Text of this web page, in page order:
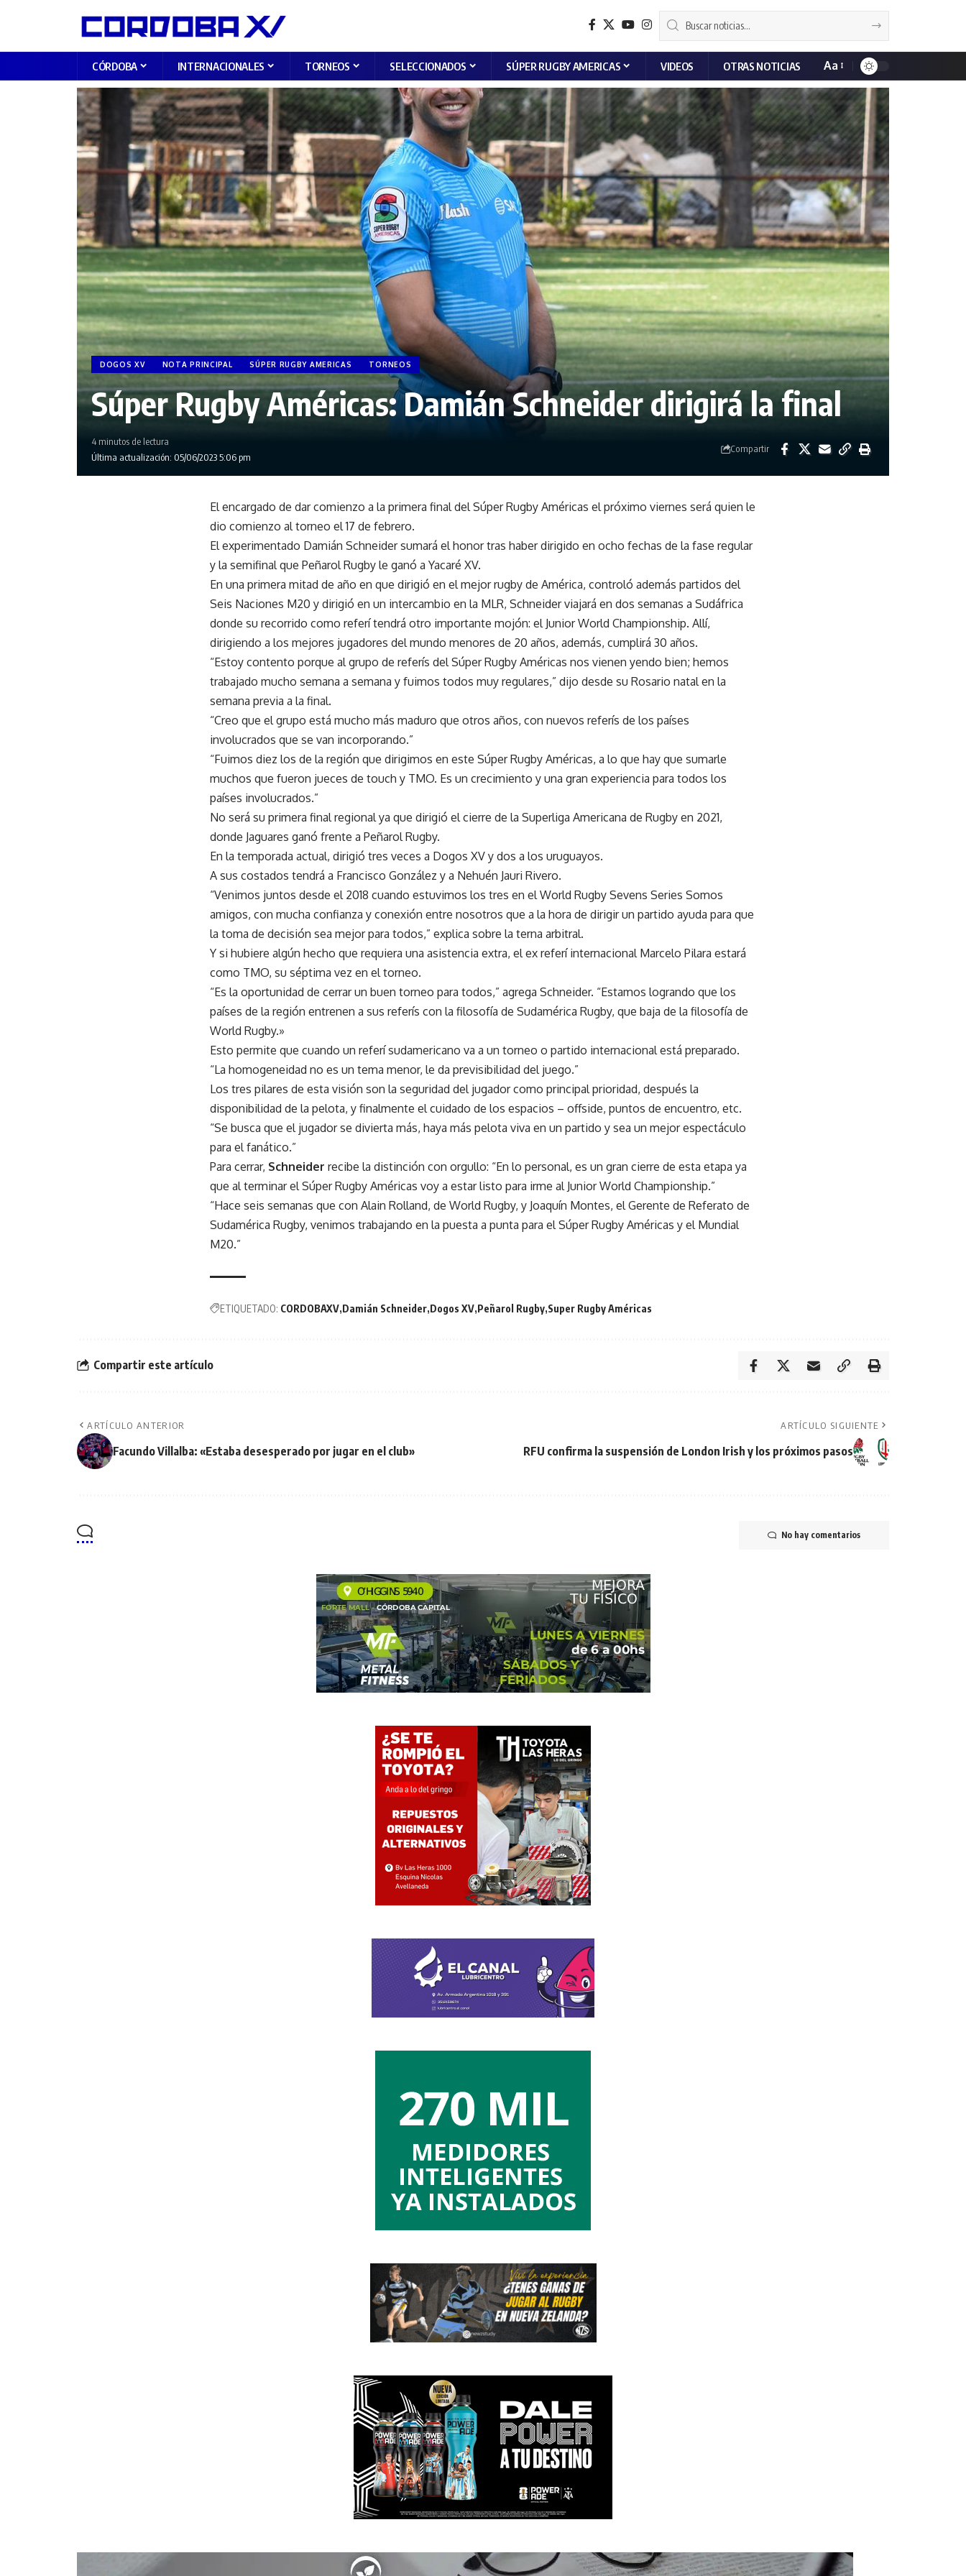
CÓRDOBA INTERNACIONALES TORNEOS SELECCIONADOS SÚPER RUGBY AMERICAS VIDEOS OTRAS NOTICIAS Aa
DOGOS XV NOTA PRINCIPAL SÚPER RUGBY AMERICAS TORNEOS
Súper Rugby Américas: Damián Schneider dirigirá la final
Última actualización: 05/06/2023 5:06 pm
4 minutos de lectura
Compartir
El encargado de dar comienzo a la primera final del Súper Rugby Américas el próximo viernes será quien le
dio comienzo al torneo el 17 de febrero.
El experimentado Damián Schneider sumará el honor tras haber dirigido en ocho fechas de la fase regular
y la semifinal que Peñarol Rugby le ganó a Yacaré XV.
En una primera mitad de año en que dirigió en el mejor rugby de América, controló además partidos del
Seis Naciones M20 y dirigió en un intercambio en la MLR, Schneider viajará en dos semanas a Sudáfrica
donde su recorrido como referí tendrá otro importante mojón: el Junior World Championship. Allí,
dirigiendo a los mejores jugadores del mundo menores de 20 años, además, cumplirá 30 años.
“Estoy contento porque al grupo de referís del Súper Rugby Américas nos vienen yendo bien; hemos
trabajado mucho semana a semana y fuimos todos muy regulares,” dijo desde su Rosario natal en la
semana previa a la final.
“Creo que el grupo está mucho más maduro que otros años, con nuevos referís de los países
involucrados que se van incorporando.”
“Fuimos diez los de la región que dirigimos en este Súper Rugby Américas, a lo que hay que sumarle
muchos que fueron jueces de touch y TMO. Es un crecimiento y una gran experiencia para todos los
países involucrados.”
No será su primera final regional ya que dirigió el cierre de la Superliga Americana de Rugby en 2021,
donde Jaguares ganó frente a Peñarol Rugby.
En la temporada actual, dirigió tres veces a Dogos XV y dos a los uruguayos.
A sus costados tendrá a Francisco González y a Nehuén Jauri Rivero.
“Venimos juntos desde el 2018 cuando estuvimos los tres en el World Rugby Sevens Series Somos
amigos, con mucha confianza y conexión entre nosotros que a la hora de dirigir un partido ayuda para que
la toma de decisión sea mejor para todos,” explica sobre la terna arbitral.
Y si hubiere algún hecho que requiera una asistencia extra, el ex referí internacional Marcelo Pilara estará
como TMO, su séptima vez en el torneo.
“Es la oportunidad de cerrar un buen torneo para todos,” agrega Schneider. “Estamos logrando que los
países de la región entrenen a sus referís con la filosofía de Sudamérica Rugby, que baja de la filosofía de
World Rugby.»
Esto permite que cuando un referí sudamericano va a un torneo o partido internacional está preparado.
“La homogeneidad no es un tema menor, le da previsibilidad del juego.”
Los tres pilares de esta visión son la seguridad del jugador como principal prioridad, después la
disponibilidad de la pelota, y finalmente el cuidado de los espacios – offside, puntos de encuentro, etc.
“Se busca que el jugador se divierta más, haya más pelota viva en un partido y sea un mejor espectáculo
para el fanático.”
Para cerrar, Schneider recibe la distinción con orgullo: “En lo personal, es un gran cierre de esta etapa ya
que al terminar el Súper Rugby Américas voy a estar listo para irme al Junior World Championship.”
“Hace seis semanas que con Alain Rolland, de World Rugby, y Joaquín Montes, el Gerente de Referato de
Sudamérica Rugby, venimos trabajando en la puesta a punta para el Súper Rugby Américas y el Mundial
M20.”
ETIQUETADO: CORDOBAXV Damián Schneider Dogos XV Peñarol Rugby Super Rugby Américas
Compartir este artículo
ARTÍCULO ANTERIOR
Facundo Villalba: «Estaba desesperado por jugar en el club»
ARTÍCULO SIGUIENTE
RFU confirma la suspensión de London Irish y los próximos pasos
No hay comentarios